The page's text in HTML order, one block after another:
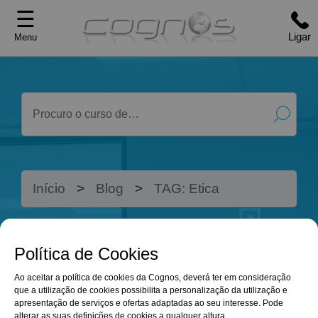
Política de Cookies
Ao aceitar a política de cookies da Cognos, deverá ter em consideração
que a utilização de cookies possibilita a personalização da utilização e
apresentação de serviços e ofertas adaptadas ao seu interesse. Pode
alterar as suas definições de cookies a qualquer altura.
☰
Menu Ligar
Início Blog TAG: Etica
BLOGOS CURSOS
ONLINE QUE